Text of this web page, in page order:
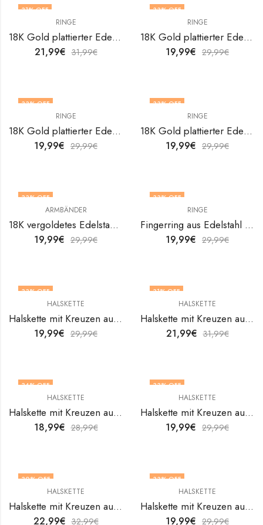
31% OFF
OUT OF STOCK
RINGE
18K Gold plattierter Edelstahl Kreuze Fingerring von V&F Jewelers
21,99€ 31,99€
33% OFF
RINGE
18K Gold plattierter Edelstahl Kreuze Fingerring von V&F Jewelers
19,99€ 29,99€
33% OFF
RINGE
18K Gold plattierter Edelstahl Kreuze Fingerring von V&F Jewelers
19,99€ 29,99€
33% OFF
OUT OF STOCK
RINGE
18K Gold plattierter Edelstahl Kreuze Fingerring von V&F Jewelers
19,99€ 29,99€
33% OFF
ARMBÄNDER
18K vergoldetes Edelstahlarmband Crosses von V&F Jewelers
19,99€ 29,99€
33% OFF
OUT OF STOCK
RINGE
Fingerring aus Edelstahl von V&F Jewelers
19,99€ 29,99€
33% OFF
HALSKETTE
Halskette mit Kreuzen aus 18K vergoldetem Edelstahl von V&F Jewelers
19,99€ 29,99€
31% OFF
HALSKETTE
Halskette mit Kreuzen aus 18K vergoldetem Edelstahl von V&F Jewelers
21,99€ 31,99€
34% OFF
HALSKETTE
Halskette mit Kreuzen aus 18K vergoldetem Edelstahl von V&F Jewelers
18,99€ 28,99€
33% OFF
HALSKETTE
Halskette mit Kreuzen aus 18K vergoldetem Edelstahl von V&F Jewelers
19,99€ 29,99€
30% OFF
HALSKETTE
Halskette mit Kreuzen aus 18K vergoldetem Edelstahl von V&F Jewelers
22,99€ 32,99€
33% OFF
HALSKETTE
Halskette mit Kreuzen aus 18K vergoldetem Edelstahl von V&F Jewelers
19,99€ 29,99€